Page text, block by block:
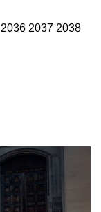
2036 2037 2038